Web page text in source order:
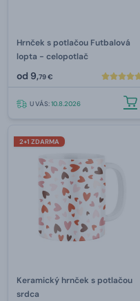
Hrnček s potlačou Futbalová
lopta - celopotlač
od 9,79 €
U VÁS:10.8.2026
2+1 ZDARMA
Keramický hrnček s potlačou
srdca